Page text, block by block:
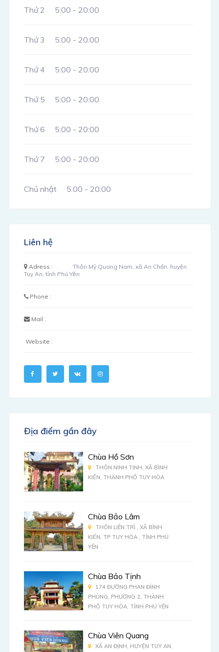
Thứ 2 5:00 - 20:00
Thứ 3 5:00 - 20:00
Thứ 4 5:00 - 20:00
Thứ 5 5:00 - 20:00
Thứ 6 5:00 - 20:00
Thứ 7 5:00 - 20:00
Chủ nhật 5:00 - 20:00
Liên hệ
Adress :
Thôn Mỹ Quang Nam, xã An Chấn, huyện
Tuy An, tỉnh Phú Yên
Phone :
Mail :
Website :
Địa điểm gần đây
Chùa Hồ Sơn
THÔN NINH TỊNH, XÃ BÌNH
KIẾN, THÀNH PHỐ TUY HÒA
Chùa Bảo Lâm
THÔN LIÊN TRÌ , XÃ BÌNH
KIẾN, TP TUY HÒA , TỈNH PHÚ
YÊN
Chùa Bảo Tịnh
174 ĐƯỜNG PHAN ĐÌNH
PHÙNG, PHƯỜNG 2, THÀNH
PHỐ TUY HÒA, TỈNH PHÚ YÊN
Chùa Viên Quang
XÃ AN ĐỊNH, HUYỆN TUY AN,